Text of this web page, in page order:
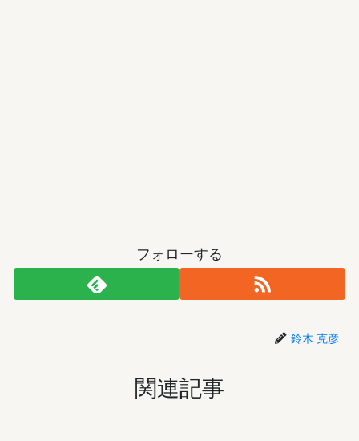
フォローする
鈴木 克彦
関連記事